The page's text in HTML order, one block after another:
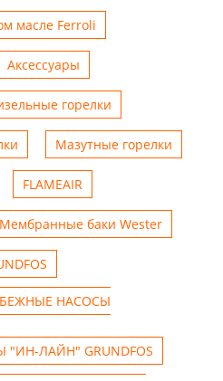
масле Ferroli
Аксессуары
горелки
Мазутные горелки
FLAMEAIR
Мембранные баки Wester
НАСОСЫ
ЛАЙН" GRUNDFOS